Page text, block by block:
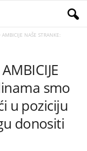
NAŠE STRANKE:
smo
u poziciju
donositi